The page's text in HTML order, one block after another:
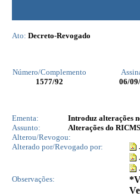
Ato: Decreto-Revogado
Número/Complemento
1577/92 06/
Ementa:
Introduz alterações
Assunto:
Alterações do RICMS
Alterou/Revogou:
Alterado por/Revogado por:
Observações: